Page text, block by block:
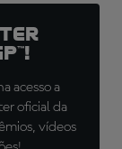
acesso a
oficial da
vídeos